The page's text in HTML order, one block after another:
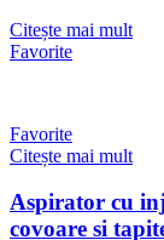
Citește mai mult
Favorite
Favorite
Citește mai mult
Aspirator cu
covoare si